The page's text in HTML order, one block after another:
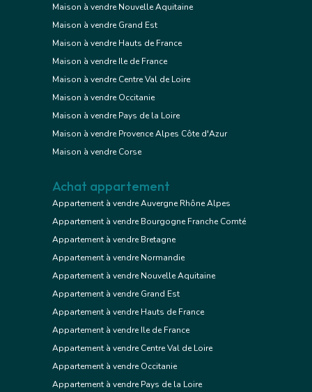
Maison à vendre Nouvelle Aquitaine
Maison à vendre Grand Est
Maison à vendre Hauts de France
Maison à vendre Ile de France
Maison à vendre Centre Val de Loire
Maison à vendre Occitanie
Maison à vendre Pays de la Loire
Maison à vendre Provence Alpes Côte d'Azur
Maison à vendre Corse
Achat appartement
Appartement à vendre Auvergne Rhône Alpes
Appartement à vendre Bourgogne Franche Comté
Appartement à vendre Bretagne
Appartement à vendre Normandie
Appartement à vendre Nouvelle Aquitaine
Appartement à vendre Grand Est
Appartement à vendre Hauts de France
Appartement à vendre Ile de France
Appartement à vendre Centre Val de Loire
Appartement à vendre Occitanie
Appartement à vendre Pays de la Loire